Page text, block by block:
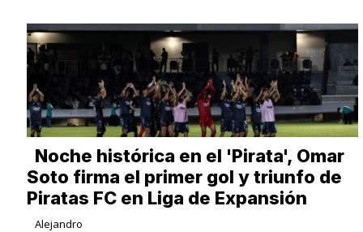
Noche histórica en el 'Pirata', Omar
Soto firma el primer gol y triunfo de
Piratas FC en Liga de Expansión
Alejandro